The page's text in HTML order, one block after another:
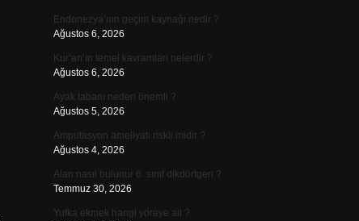
Endonezya’nın geçim kaynağı nedir ?
Ağustos 6, 2026
Kur’an’ın temel kavramları nelerdir ?
Ağustos 6, 2026
Ayak tabanı neden önemli ?
Ağustos 5, 2026
Amputasyon ameliyatı riskli midir ?
Ağustos 4, 2026
Alan nasıl bulunur 6. sınıf dikdörtgen ?
Temmuz 30, 2026
Yufka ekmek hangi yöreye ait ?